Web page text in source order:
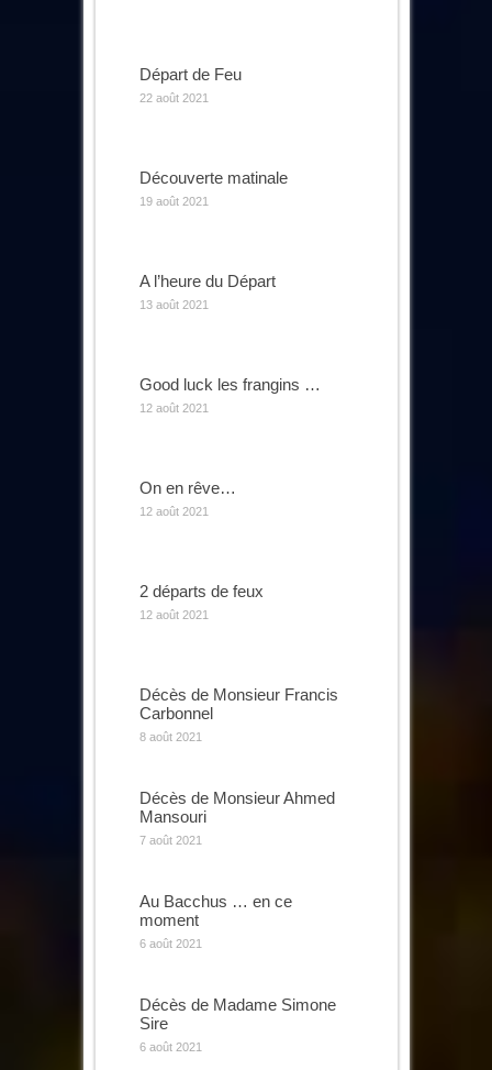
Départ de Feu
22 août 2021
Découverte matinale
19 août 2021
A l’heure du Départ
13 août 2021
Good luck les frangins …
12 août 2021
On en rêve…
12 août 2021
2 départs de feux
12 août 2021
Décès de Monsieur Francis
Carbonnel
8 août 2021
Décès de Monsieur Ahmed
Mansouri
7 août 2021
Au Bacchus … en ce
moment
6 août 2021
Décès de Madame Simone
Sire
6 août 2021